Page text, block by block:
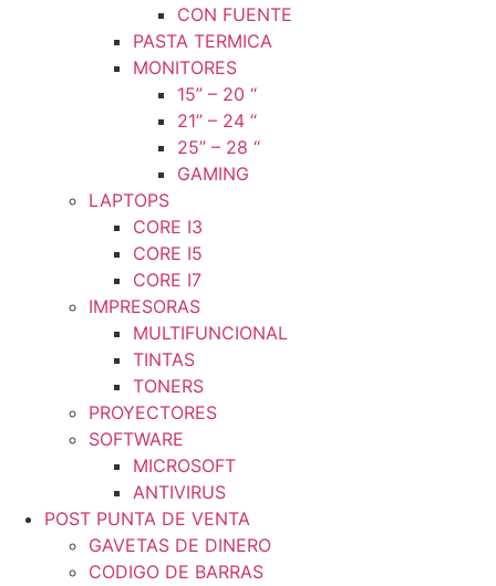
CON FUENTE
PASTA TERMICA
MONITORES
15” – 20 “
21” – 24 “
25” – 28 “
GAMING
LAPTOPS
CORE I3
CORE I5
CORE I7
IMPRESORAS
MULTIFUNCIONAL
TINTAS
TONERS
PROYECTORES
SOFTWARE
MICROSOFT
ANTIVIRUS
POST PUNTA DE VENTA
GAVETAS DE DINERO
CODIGO DE BARRAS